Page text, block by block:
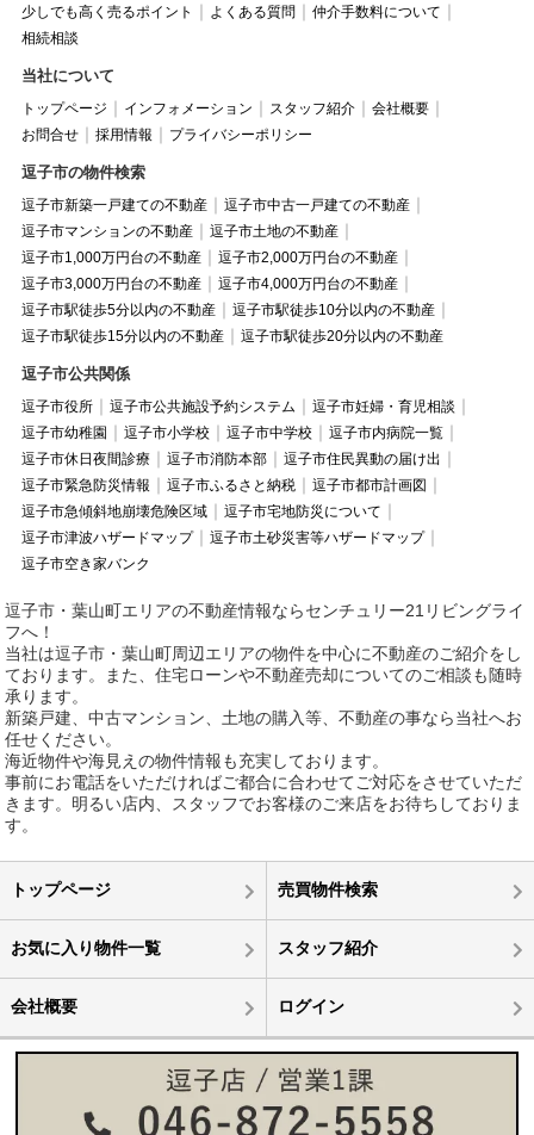
少しでも高く売るポイント
よくある質問
仲介手数料について
相続相談
当社について
トップページ インフォメーション スタッフ紹介
会社概要
お問合せ
採用情報 プライバシーポリシー
逗子市の物件検索
逗子市新築一戸建ての不動産
逗子市中古一戸建ての不動産
逗子市マンションの不動産
逗子市土地の不動産
逗子市1,000万円台の不動産
逗子市2,000万円台の不動産
逗子市3,000万円台の不動産
逗子市4,000万円台の不動産
逗子市駅徒歩5分以内の不動産
逗子市駅徒歩10分以内の不動産
逗子市駅徒歩15分以内の不動産
逗子市駅徒歩20分以内の不動産
逗子市公共関係
逗子市役所 逗子市公共施設予約システム
逗子市妊婦・育児相談
逗子市幼稚園
逗子市小学校 逗子市中学校
逗子市内病院一覧
逗子市休日夜間診療
逗子市消防本部
逗子市住民異動の届け出
逗子市緊急防災情報
逗子市ふるさと納税
逗子市都市計画図
逗子市急傾斜地崩壊危険区域
逗子市宅地防災について
逗子市津波ハザードマップ
逗子市土砂災害等ハザードマップ
逗子市空き家バンク
逗子市・葉山町エリアの不動産情報ならセンチュリー21リビングライ
フへ！
当社は逗子市・葉山町周辺エリアの物件を中心に不動産のご紹介をし
ております。また、住宅ローンや不動産売却についてのご相談も随時
承ります。
新築戸建、中古マンション、土地の購入等、不動産の事なら当社へお
任せください。
海近物件や海見えの物件情報も充実しております。
事前にお電話をいただければご都合に合わせてご対応をさせていただ
きます。明るい店内、スタッフでお客様のご来店をお待ちしておりま
す。
トップページ 売買物件検索
お気に入り物件一覧 スタッフ紹介
会社概要 ログイン